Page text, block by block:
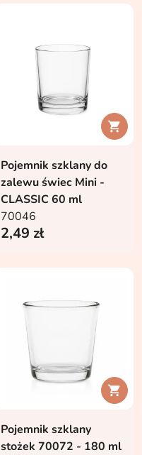

Pojemnik szklany do
zalewu świec Mini -
CLASSIC 60 ml
70046
2,49 zł

Pojemnik szklany
stożek 70072 - 180 ml